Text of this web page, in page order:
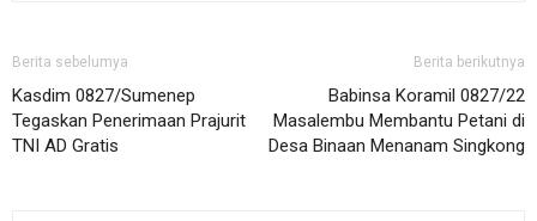
Berita sebelumya
Kasdim 0827/Sumenep
Tegaskan Penerimaan Prajurit
TNI AD Gratis
Berita berikutnya
Babinsa Koramil 0827/22
Masalembu Membantu Petani di
Desa Binaan Menanam Singkong